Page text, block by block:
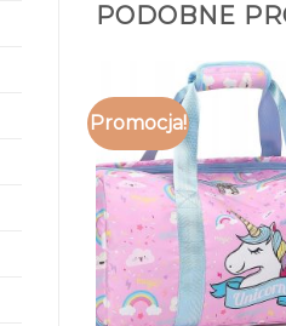
PODOBNE
Promocja!